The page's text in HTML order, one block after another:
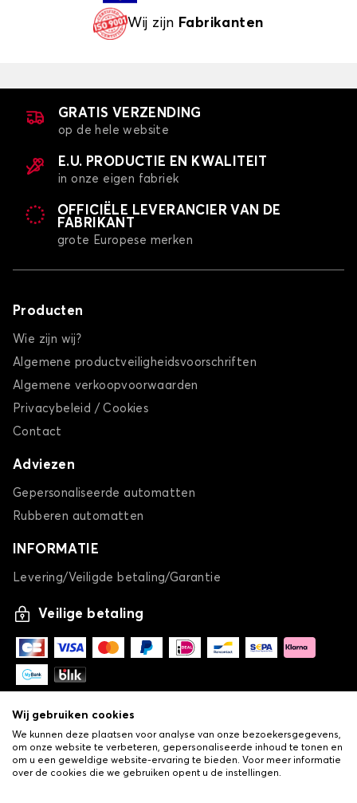
Wij zijn Fabrikanten
GRATIS VERZENDING
op de hele website
E.U. PRODUCTIE EN KWALITEIT
in onze eigen fabriek
OFFICIËLE LEVERANCIER VAN DE
FABRIKANT
grote Europese merken
Producten
Wie zijn wij?
Algemene productveiligheidsvoorschriften
Algemene verkoopvoorwaarden
Privacybeleid / Cookies
Contact
Adviezen
Gepersonaliseerde automatten
Rubberen automatten
INFORMATIE
Levering/Veiligde betaling/Garantie
Veilige betaling
Wij gebruiken cookies
We kunnen deze plaatsen voor analyse van onze bezoekersgegevens,
om onze website te verbeteren, gepersonaliseerde inhoud te tonen en
om u een geweldige website-ervaring te bieden. Voor meer informatie
over de cookies die we gebruiken opent u de instellingen.